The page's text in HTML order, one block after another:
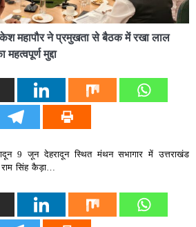
महापौर ने प्रमुखता से बैठक में रखा लाल
मुद्दा
9 जून देहरादून स्थित मंथन सभागार में उत्तराखंड
सिंह कैड़ा…